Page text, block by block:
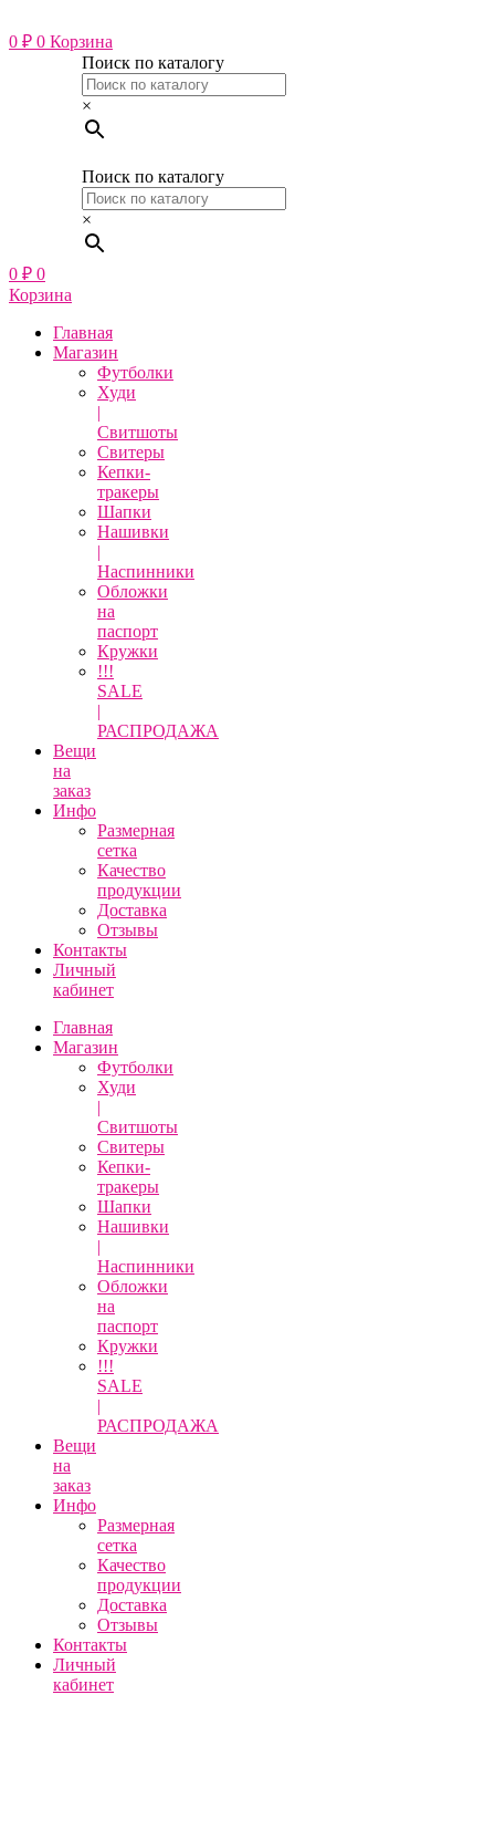
к
содержимому
0 ₽ 0 Корзина
Поиск по каталогу
×
Поиск по каталогу
×
0 ₽ 0
Корзина
Главная
Магазин
Футболки
Худи
|
Свитшоты
Свитеры
Кепки-
тракеры
Шапки
Нашивки
|
Наспинники
Обложки
на
паспорт
Кружки
!!!
SALE
|
РАСПРОДАЖА
Вещи
на
заказ
Инфо
Размерная
сетка
Качество
продукции
Доставка
Отзывы
Контакты
Личный
кабинет
Главная
Магазин
Футболки
Худи
|
Свитшоты
Свитеры
Кепки-
тракеры
Шапки
Нашивки
|
Наспинники
Обложки
на
паспорт
Кружки
!!!
SALE
|
РАСПРОДАЖА
Вещи
на
заказ
Инфо
Размерная
сетка
Качество
продукции
Доставка
Отзывы
Контакты
Личный
кабинет